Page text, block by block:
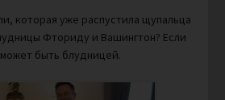
которая уже распустила щупальца
Фториду и Вашингтон? Если
быть блудницей.